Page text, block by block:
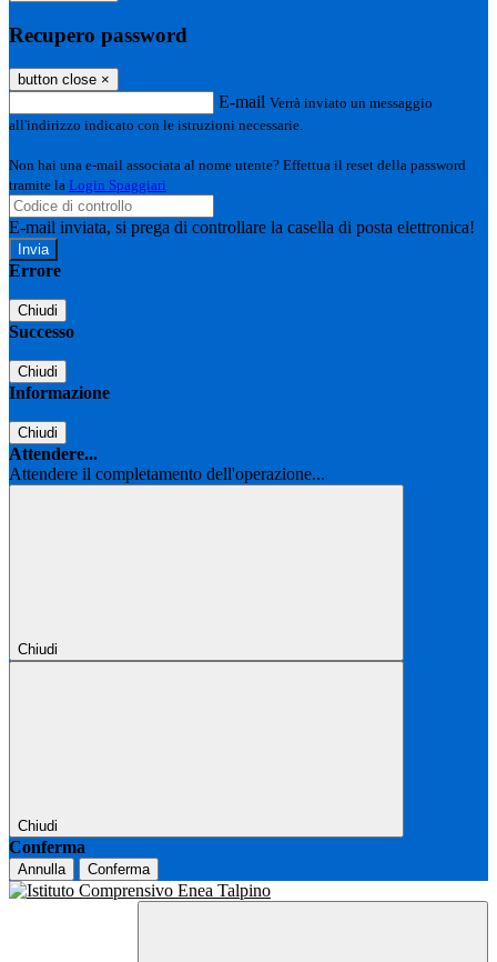
Recupero password
button close ×
E-mail Verrà inviato un messaggio
all'indirizzo indicato con le istruzioni necessarie.
Non hai una e-mail associata al nome utente? Effettua il reset della password
tramite la Login Spaggiari
E-mail inviata, si prega di controllare la casella di posta elettronica!
Errore
Chiudi
Successo
Chiudi
Informazione
Chiudi
Attendere...
Attendere il completamento dell'operazione...
Chiudi
Chiudi
Conferma
Annulla Conferma